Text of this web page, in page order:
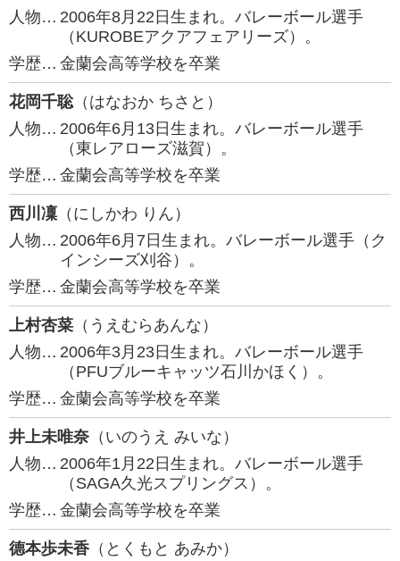
人物… 2006年8月22日生まれ。バレーボール選手
（KUROBEアクアフェアリーズ）。
学歴… 金蘭会高等学校を卒業
花岡千聡（はなおか ちさと）
人物… 2006年6月13日生まれ。バレーボール選手
（東レアローズ滋賀）。
学歴… 金蘭会高等学校を卒業
西川凜 （にしかわ りん）
人物… 2006年6月7日生まれ。バレーボール選手（ク
インシーズ刈谷）。
学歴… 金蘭会高等学校を卒業
上村杏菜 （うえむらあんな）
人物… 2006年3月23日生まれ。バレーボール選手
（PFUブルーキャッツ石川かほく）。
学歴… 金蘭会高等学校を卒業
井上未唯奈 （いのうえ みいな）
人物… 2006年1月22日生まれ。バレーボール選手
（SAGA久光スプリングス）。
学歴… 金蘭会高等学校を卒業
德本歩未香 （とくもと あみか）